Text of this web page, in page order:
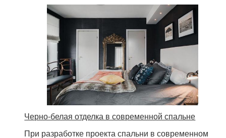
Черно-белая отделка в современной спальне
При разработке проекта спальни в современном